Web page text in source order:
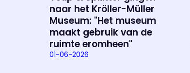
naar het Kröller-Müller
Museum: "Het museum
maakt gebruik van de
ruimte eromheen"
01-06-2026